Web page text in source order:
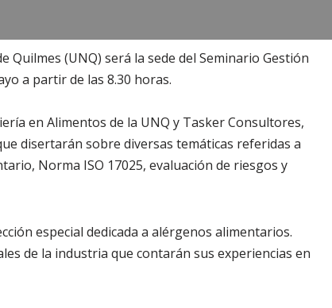
(UNQ) será la sede del Semi­nario Gestión
a partir de las 8.30 horas.
en Alimentos de la UNQ y Tasker Consultores,
diser­tarán sobre diversas temáticas referidas a
Norma ISO 17025, evaluación de riesgos y
especial dedicada a alérgenos alimentarios.
de la industria que contarán sus experiencias en